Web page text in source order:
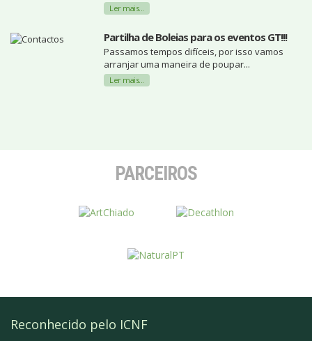
Ler mais...
Partilha de Boleias para os eventos GT!!!
Passamos tempos difíceis, por isso vamos
arranjar uma maneira de poupar...
Ler mais...
PARCEIROS
Reconhecido pelo ICNF